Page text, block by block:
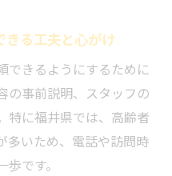
きる工夫と心がけ
できるようにするために
の事前説明、スタッフの
特に福井県では、高齢者
多いため、電話や訪問時
です。